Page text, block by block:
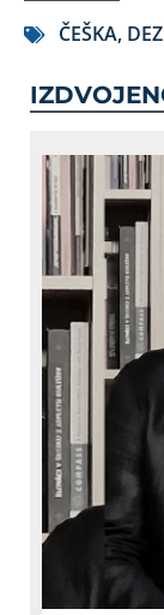
ČEŠKA,